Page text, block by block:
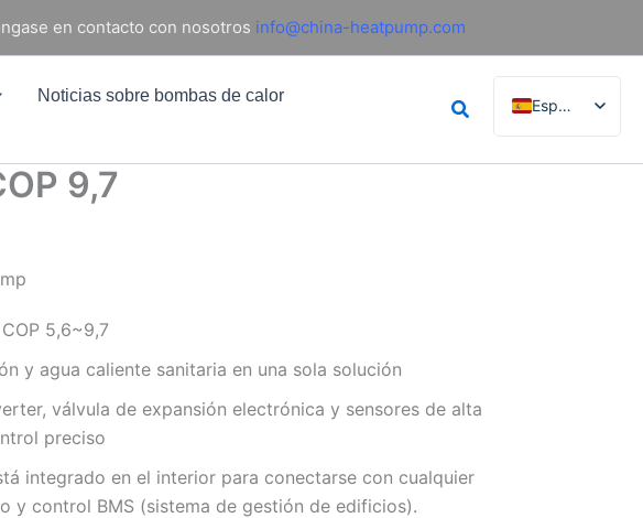
en contacto con nosotros info@china-heatpump.com
Noticias sobre bombas de calor
Buscar
Español
English
9,7
5,6~9,7
y agua caliente sanitaria en una sola solución
válvula de expansión electrónica y sensores de alta
preciso
integrado en el interior para conectarse con cualquier
y control BMS (sistema de gestión de edificios).